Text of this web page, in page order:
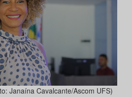
Janaína Cavalcante/Ascom UFS)